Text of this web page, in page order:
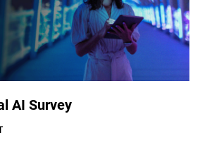
AI Survey